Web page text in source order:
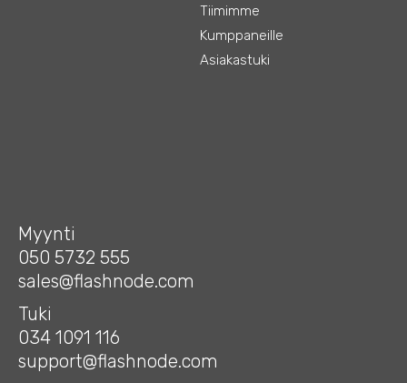
Tiimimme
Kumppaneille
Asiakastuki
Myynti
050 5732 555
sales@flashnode.com
Tuki
034 1091 116
support@flashnode.com